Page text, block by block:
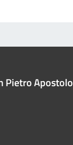
Pietro Apostolo